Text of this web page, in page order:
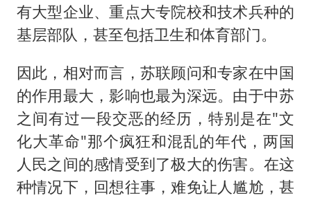
有大型企业、重点大专院校和技术兵种的
基层部队，甚至包括卫生和体育部门。
因此，相对而言，苏联顾问和专家在中国
的作用最大，影响也最为深远。由于中苏
之间有过一段交恶的经历，特别是在"文
化大革命"那个疯狂和混乱的年代，两国
人民之间的感情受到了极大的伤害。在这
种情况下，回想往事，难免让人尴尬，甚